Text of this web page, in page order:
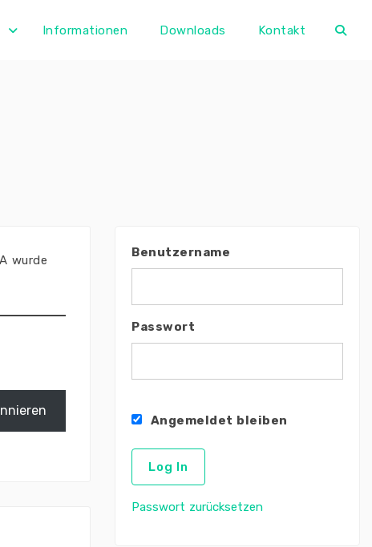
Informationen Downloads Kontakt
wurde
Benutzername
Passwort
Angemeldet bleiben
Passwort zurücksetzen